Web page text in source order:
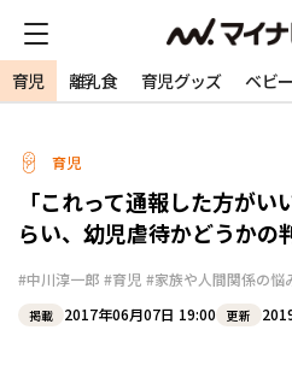
育児 離乳食 育児グッズ ベビ
育児
「これって通報した方が
らい、幼児虐待かどうかの
#中川淳一郎 #育児 #家族や人間関係の悩
掲載 2017年06月07日 19:00 更新